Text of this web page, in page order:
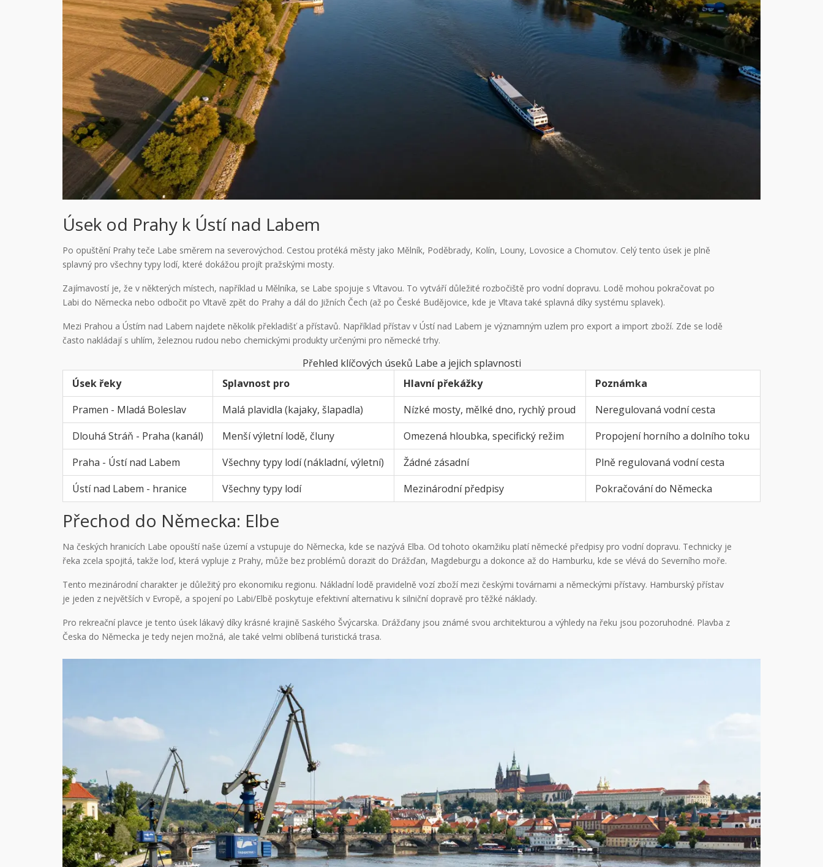
Úsek od Prahy k Ústí nad Labem
Po opuštění Prahy teče Labe směrem na severovýchod. Cestou protéká městy jako Mělník, Poděbrady, Kolín, Louny, Lovosice a Chomutov. Celý tento úsek je plně
splavný pro všechny typy lodí, které dokážou projít pražskými mosty.
Zajímavostí je, že v některých místech, například u Mělníka, se Labe spojuje s Vltavou. To vytváří důležité rozbočiště pro vodní dopravu. Lodě mohou pokračovat po
Labi do Německa nebo odbočit po Vltavě zpět do Prahy a dál do Jižních Čech (až po České Budějovice, kde je Vltava také splavná díky systému splavek).
Mezi Prahou a Ústím nad Labem najdete několik překladišť a přístavů. Například přístav v Ústí nad Labem je významným uzlem pro export a import zboží. Zde se lodě
často nakládají s uhlím, železnou rudou nebo chemickými produkty určenými pro německé trhy.
Přehled klíčových úseků Labe a jejich splavnosti
Úsek řeky
Splavnost pro Hlavní překážky
Poznámka
Pramen - Mladá Boleslav
Malá plavidla (kajaky, šlapadla) Nízké mosty, mělké dno, rychlý proud
Neregulovaná vodní cesta
Dlouhá Stráň - Praha (kanál)
Menší výletní lodě, čluny Omezená hloubka, specifický režim
Propojení horního a dolního toku
Praha - Ústí nad Labem
Všechny typy lodí (nákladní, výletní) Žádné zásadní
Plně regulovaná vodní cesta
Ústí nad Labem - hranice
Všechny typy lodí Mezinárodní předpisy Pokračování do Německa
Přechod do Německa: Elbe
Na českých hranicích Labe opouští naše území a vstupuje do Německa, kde se nazývá Elba. Od tohoto okamžiku platí německé předpisy pro vodní dopravu. Technicky je
řeka zcela spojitá, takže loď, která vypluje z Prahy, může bez problémů dorazit do Drážďan, Magdeburgu a dokonce až do Hamburku, kde se vlévá do Severního moře.
Tento mezinárodní charakter je důležitý pro ekonomiku regionu. Nákladní lodě pravidelně vozí zboží mezi českými továrnami a německými přístavy. Hamburský přístav
je jeden z největších v Evropě, a spojení po Labi/Elbě poskytuje efektivní alternativu k silniční dopravě pro těžké náklady.
Pro rekreační plavce je tento úsek lákavý díky krásné krajině Saského Švýcarska. Drážďany jsou známé svou architekturou a výhledy na řeku jsou pozoruhodné. Plavba z
Česka do Německa je tedy nejen možná, ale také velmi oblíbená turistická trasa.